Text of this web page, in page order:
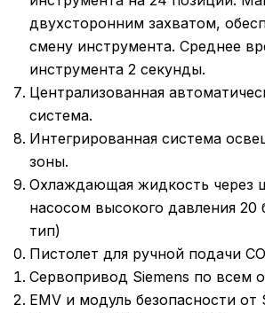
двухсторонним захватом,
смену инструмента. Среднее
инструмента 2 секунды.
Централизованная
система.
Интегрированная система
зоны.
Охлаждающая жидкость через
насосом высокого давления 20
тип)
Пистолет для ручной подачи
Сервопривод Siemens по всем
EMV и модуль безопасности от